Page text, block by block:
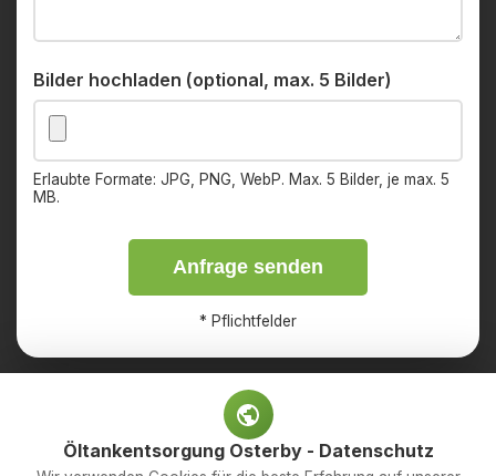
Bilder hochladen (optional, max. 5 Bilder)
Erlaubte Formate: JPG, PNG, WebP. Max. 5 Bilder, je max. 5
MB.
Anfrage senden
* Pflichtfelder
ImpressumDatenschutz
Öltankentsorgung Osterby - Datenschutz